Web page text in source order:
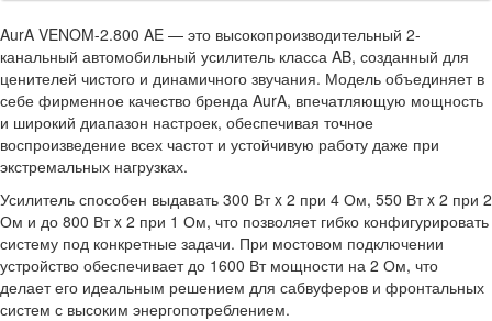
AurA VENOM-2.800 AE — это высокопроизводительный 2-
канальный автомобильный усилитель класса AB, созданный для
ценителей чистого и динамичного звучания. Модель объединяет в
себе фирменное качество бренда AurA, впечатляющую мощность
и широкий диапазон настроек, обеспечивая точное
воспроизведение всех частот и устойчивую работу даже при
экстремальных нагрузках.
Усилитель способен выдавать 300 Вт x 2 при 4 Ом, 550 Вт x 2 при 2
Ом и до 800 Вт x 2 при 1 Ом, что позволяет гибко конфигурировать
систему под конкретные задачи. При мостовом подключении
устройство обеспечивает до 1600 Вт мощности на 2 Ом, что
делает его идеальным решением для сабвуферов и фронтальных
систем с высоким энергопотреблением.